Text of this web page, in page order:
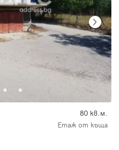
80 кв.м.
Етаж от къща